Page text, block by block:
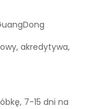
akredytywa,
7-15 dni na